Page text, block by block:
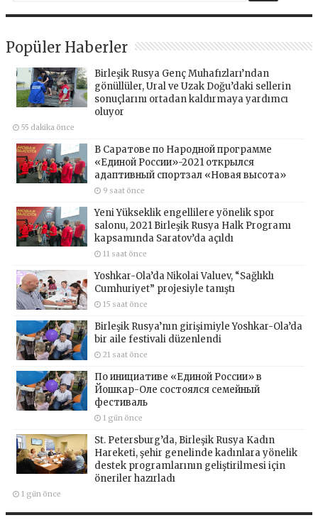
Popüler Haberler
Birleşik Rusya Genç Muhafızları’ndan
gönüllüler, Ural ve Uzak Doğu’daki sellerin
sonuçlarını ortadan kaldırmaya yardımcı
oluyor
55 dakika önce
В Саратове по Народной программе
«Единой России»-2021 открылся
адаптивный спортзал «Новая высота»
9 saat önce
Yeni Yükseklik engellilere yönelik spor
salonu, 2021 Birleşik Rusya Halk Programı
kapsamında Saratov’da açıldı
11 saat önce
Yoshkar-Ola’da Nikolai Valuev, “Sağlıklı
Cumhuriyet” projesiyle tanıştı
15 saat önce
Birleşik Rusya’nın girişimiyle Yoshkar-Ola’da
bir aile festivali düzenlendi
21 saat önce
По инициативе «Единой России» в
Йошкар-Оле состоялся семейный
фестиваль
1 gün önce
St. Petersburg’da, Birleşik Rusya Kadın
Hareketi, şehir genelinde kadınlara yönelik
destek programlarının geliştirilmesi için
öneriler hazırladı
1 gün önce